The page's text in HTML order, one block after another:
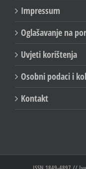
Impressum
Oglašavanje na
Uvjeti korištenja
Osobni podaci i
Kontakt